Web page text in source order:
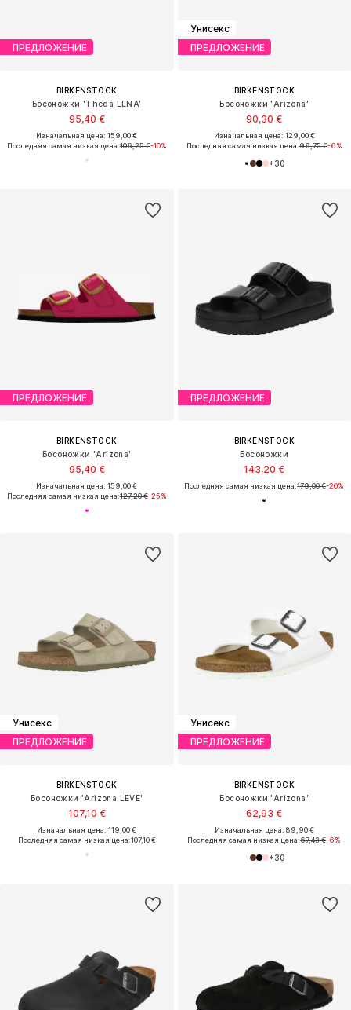
ПРЕДЛОЖЕНИЕ
BIRKENSTOCK
Босоножки 'Theda LENA'
95,40 €
Изначальная цена: 159,00 €
Последняя самая низкая цена:106,25 €-10%
Унисекс
ПРЕДЛОЖЕНИЕ
BIRKENSTOCK
Босоножки 'Arizona'
90,30 €
Изначальная цена: 129,00 €
Последняя самая низкая цена:96,75 €-6%
+30
ПРЕДЛОЖЕНИЕ
BIRKENSTOCK
Босоножки 'Arizona'
95,40 €
Изначальная цена: 159,00 €
Последняя самая низкая цена:127,20 €-25%
ПРЕДЛОЖЕНИЕ
BIRKENSTOCK
Босоножки
143,20 €
Последняя самая низкая цена:179,00 €-20%
Унисекс
ПРЕДЛОЖЕНИЕ
BIRKENSTOCK
Босоножки 'Arizona LEVE'
107,10 €
Изначальная цена: 119,00 €
Последняя самая низкая цена:107,10 €
Унисекс
ПРЕДЛОЖЕНИЕ
BIRKENSTOCK
Босоножки 'Arizona'
62,93 €
Изначальная цена: 89,90 €
Последняя самая низкая цена:67,43 €-6%
+30